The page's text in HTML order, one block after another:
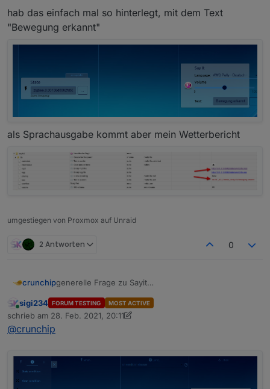
hab das einfach mal so hinterlegt, mit dem Text
"Bewegung erkannt"
als Sprachausgabe kommt aber mein Wetterbericht
umgestiegen von Proxmox auf Unraid
2 Antworten 0
crunchip
generelle Frage zu Sayit
hab das einfach mal so hinterlegt, mit dem Text
"Bewegung erkannt"
Online
sigi234 FORUM TESTING MOST ACTIVE
schrieb am 28. Feb. 2021, 20:11
zuletzt editiert von sigi234
@crunchip